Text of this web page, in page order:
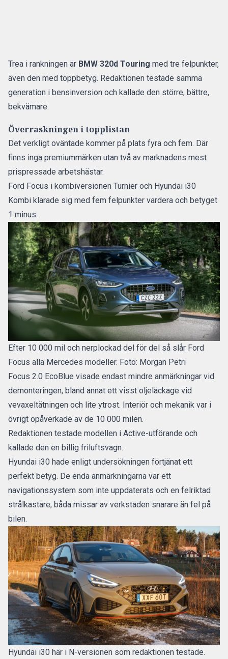
Trea i rankningen är BMW 320d Touring med tre felpunkter,
även den med toppbetyg. Redaktionen testade samma
generation i bensinversion och kallade den större, bättre,
bekvämare.
Överraskningen i topplistan
Det verkligt oväntade kommer på plats fyra och fem. Där
finns inga premiummärken utan två av marknadens mest
prispressade arbetshästar.
Ford Focus i kombiversionen Turnier och Hyundai i30
Kombi klarade sig med fem felpunkter vardera och betyget
1 minus.
Efter 10 000 mil och nerplockad del för del så slår Ford
Focus alla Mercedes modeller. Foto: Morgan Petri
Focus 2.0 EcoBlue visade endast mindre anmärkningar vid
demonteringen, bland annat ett visst oljeläckage vid
vevaxeltätningen och lite ytrost. Interiör och mekanik var i
övrigt opåverkade av de 10 000 milen.
Redaktionen testade modellen i Active-utförande och
kallade den en billig friluftsvagn.
Hyundai i30 hade enligt undersökningen förtjänat ett
perfekt betyg. De enda anmärkningarna var ett
navigationssystem som inte uppdaterats och en felriktad
strålkastare, båda missar av verkstaden snarare än fel på
bilen.
Hyundai i30 här i N-versionen som redaktionen testade.